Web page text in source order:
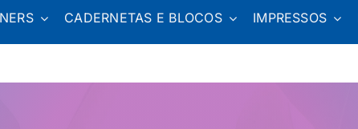
CADERNETAS E BLOCOS IMPRESSOS